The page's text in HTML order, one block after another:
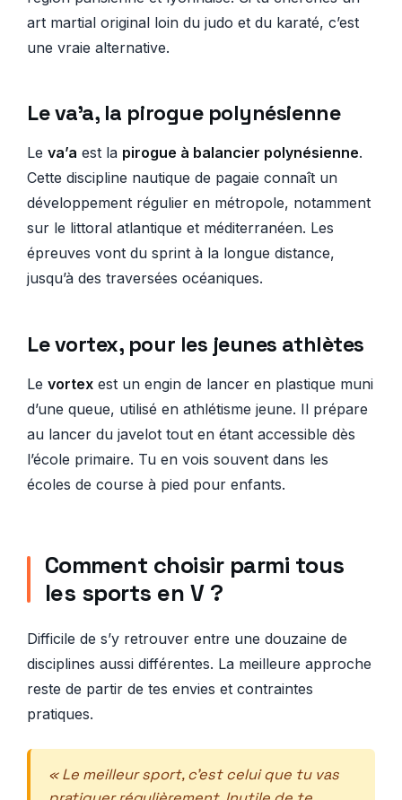
art martial original loin du judo et du karaté, c’est
une vraie alternative.
Le va’a, la pirogue polynésienne
Le va’a est la pirogue à balancier polynésienne.
Cette discipline nautique de pagaie connaît un
développement régulier en métropole, notamment
sur le littoral atlantique et méditerranéen. Les
épreuves vont du sprint à la longue distance,
jusqu’à des traversées océaniques.
Le vortex, pour les jeunes athlètes
Le vortex est un engin de lancer en plastique muni
d’une queue, utilisé en athlétisme jeune. Il prépare
au lancer du javelot tout en étant accessible dès
l’école primaire. Tu en vois souvent dans les
écoles de course à pied pour enfants.
Comment choisir parmi tous
les sports en V ?
Difficile de s’y retrouver entre une douzaine de
disciplines aussi différentes. La meilleure approche
reste de partir de tes envies et contraintes
pratiques.
« Le meilleur sport, c’est celui que tu vas